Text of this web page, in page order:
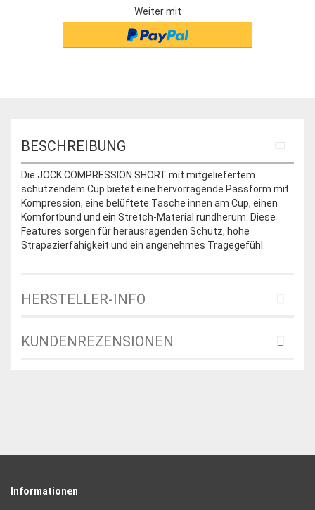
Weiter mit
BESCHREIBUNG
Die JOCK COMPRESSION SHORT mit mitgeliefertem
schützendem Cup bietet eine hervorragende Passform mit
Kompression, eine belüftete Tasche innen am Cup, einen
Komfortbund und ein Stretch-Material rundherum. Diese
Features sorgen für herausragenden Schutz, hohe
Strapazierfähigkeit und ein angenehmes Tragegefühl.
HERSTELLER-INFO
KUNDENREZENSIONEN
Informationen